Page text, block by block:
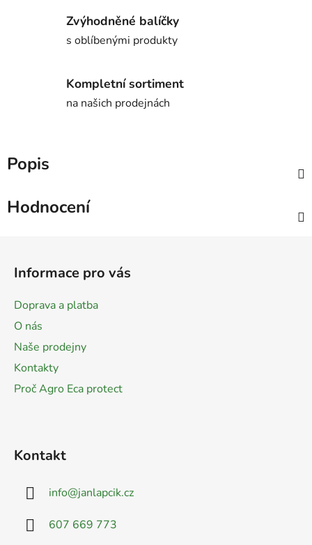
Zvýhodněné balíčky
s oblíbenými produkty
Kompletní sortiment
na našich prodejnách
Popis
Hodnocení
Informace pro vás
Doprava a platba
O nás
Naše prodejny
Kontakty
Proč Agro Eca protect
Kontakt
info@janlapcik.cz
607 669 773